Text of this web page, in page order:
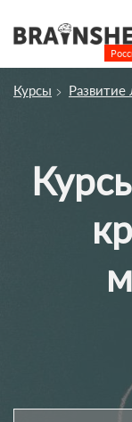
Компании
Курсы Развитие
Курсы по развитию